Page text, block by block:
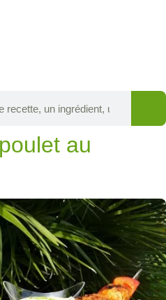
au